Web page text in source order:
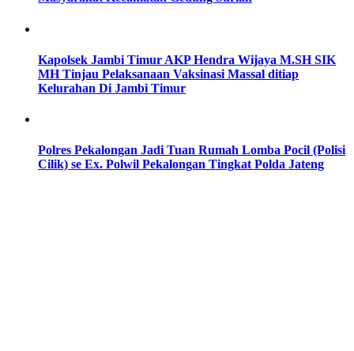
Kapolsek Jambi Timur AKP Hendra Wijaya M.SH SIK
MH Tinjau Pelaksanaan Vaksinasi Massal ditiap
Kelurahan Di Jambi Timur
Polres Pekalongan Jadi Tuan Rumah Lomba Pocil (Polisi
Cilik) se Ex. Polwil Pekalongan Tingkat Polda Jateng